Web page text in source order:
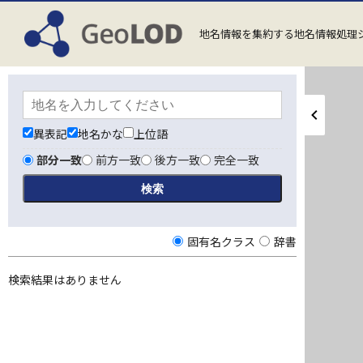
地名情報を集約する地名情報処理
異表記 地名かな
上位語
部分一致
前方一致 後方一致 完全一致
固有名クラス 辞書
検索結果はありません